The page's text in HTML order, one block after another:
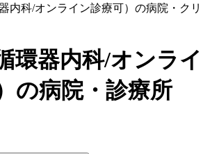
内科/オンライン診療可）の病院・クリ
環器内科/オンライ
の病院・診療所